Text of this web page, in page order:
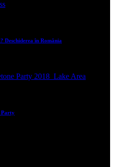
Deschiderea în România
Party